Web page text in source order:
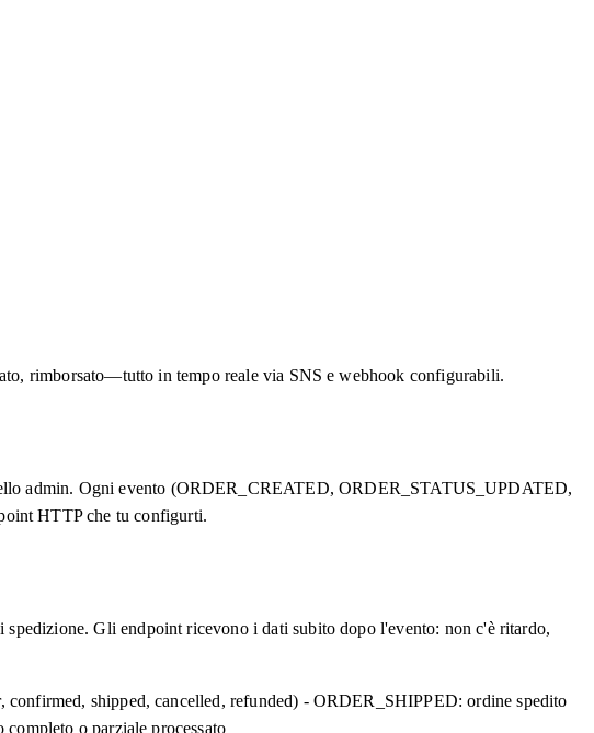
rimborsato—tutto in tempo reale via SNS e webhook configurabili.
admin. Ogni evento (ORDER_CREATED, ORDER_STATUS_UPDATED,
HTTP che tu configurti.
Gli endpoint ricevono i dati subito dopo l'evento: non c'è ritardo,
shipped, cancelled, refunded) - ORDER_SHIPPED: ordine spedito
o parziale processato